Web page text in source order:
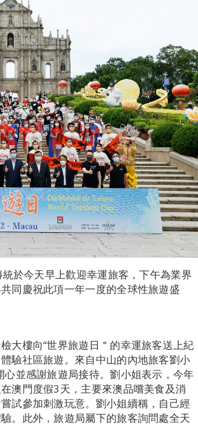
於今天早上歡迎幸運旅客，下午為業界
同慶祝此項一年一度的全球性旅遊盛
大樓向“世界旅遊日＂的幸運旅客送上紀
驗社區旅遊。來自中山的內地旅客劉小
並感謝旅遊局接待。劉小姐表示，今年
澳門度假3天，主要來澳品嚐美食及消
試參加刺激玩意。劉小姐續稱，自己經
。此外，旅遊局屬下的旅客詢問處全天